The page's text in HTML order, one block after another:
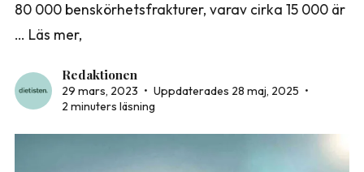
80 000 benskörhetsfrakturer, varav cirka 15 000 är
… Läs mer,
Redaktionen
29 mars, 2023 • Uppdaterades 28 maj, 2025 •
2 minuters läsning